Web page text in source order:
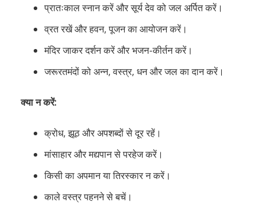
प्रातःकाल स्नान करें और सूर्य देव को जल अर्पित करें।
व्रत रखें और हवन, पूजन का आयोजन करें।
मंदिर जाकर दर्शन करें और भजन-कीर्तन करें।
जरूरतमंदों को अन्न, वस्त्र, धन और जल का दान करें।
क्या न करें:
क्रोध, झूठ और अपशब्दों से दूर रहें।
मांसाहार और मद्यपान से परहेज करें।
किसी का अपमान या तिरस्कार न करें।
काले वस्त्र पहनने से बचें।